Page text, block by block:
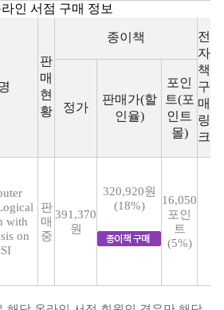
인 서점 구매 정보
판
매
현
황
종이책
전
자
책
구
매
링
크
정가
판매가(할
인율)
포인
트(포
인트
몰)
with
on
판
매
중
391,370
원
320,920원
(18%)
16,050
포인
트
(5%)